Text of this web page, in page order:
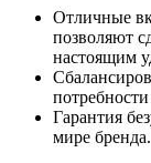
Отличные
позволяют
настоящим
Гарантия
мире бренда.